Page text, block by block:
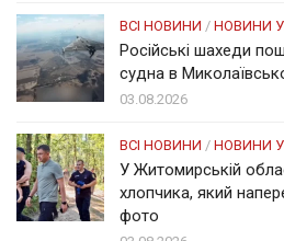
ВСІ НОВИНИ / НОВИНИ
Російські шахеди
судна в
03.08.2026
ВСІ НОВИНИ / НОВИНИ
У Житомирській
хлопчика, який
фото